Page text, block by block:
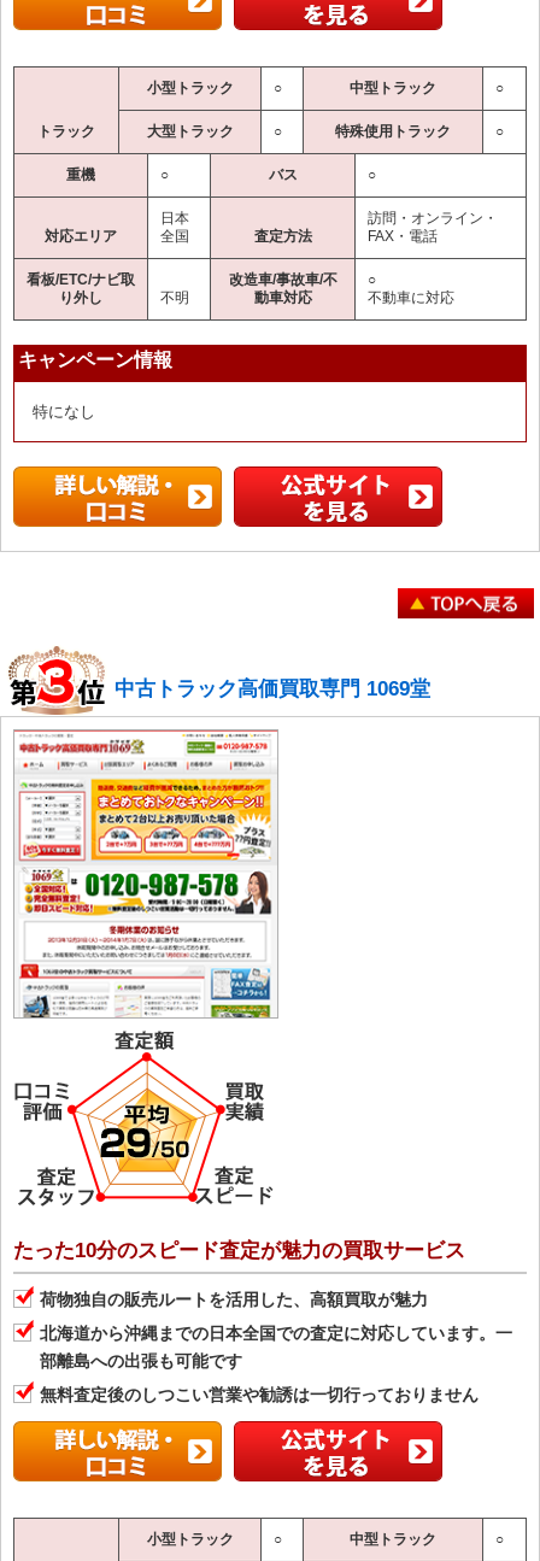
トラック
小型トラック ○ 中型トラック ○
大型トラック ○ 特殊使用トラック ○
重機 ○ バス ○
対応エリア
日本
全国
査定方法
訪問・オンライン・
FAX・電話
看板/ETC/ナビ取
り外し
不明
改造車/事故車/不
動車対応
○
不動車に対応
キャンペーン情報
特になし
中古トラック高価買取専門 1069堂
たった10分のスピード査定が魅力の買取サービス
荷物独自の販売ルートを活用した、高額買取が魅力
北海道から沖縄までの日本全国での査定に対応しています。一
部離島への出張も可能です
無料査定後のしつこい営業や勧誘は一切行っておりません
小型トラック ○ 中型トラック ○